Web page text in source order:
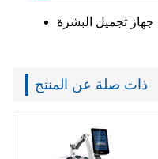
ذات صلة عن المنتج